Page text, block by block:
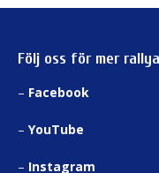
Följ oss för mer
– Facebook
– YouTube
– Instagram